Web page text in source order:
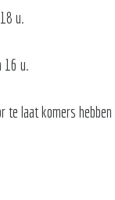
u.
16 u.
te laat komers